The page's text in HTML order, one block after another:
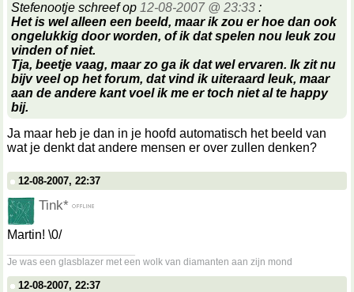
Stefenootje schreef op 12-08-2007 @ 23:33 :
Het is wel alleen een beeld, maar ik zou er hoe dan ook
ongelukkig door worden, of ik dat spelen nou leuk zou
vinden of niet.
Tja, beetje vaag, maar zo ga ik dat wel ervaren. Ik zit nu
bijv veel op het forum, dat vind ik uiteraard leuk, maar
aan de andere kant voel ik me er toch niet al te happy
bij.
Ja maar heb je dan in je hoofd automatisch het beeld van
wat je denkt dat andere mensen er over zullen denken?
12-08-2007, 22:37
Tink*
Martin! \0/
Je was een glasblazer met een wolk van diamanten aan zijn mond
12-08-2007, 22:37